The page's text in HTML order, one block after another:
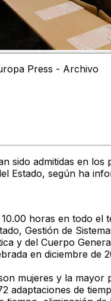
Press - Archivo
sido admitidas en los
Estado, según ha
10.00 horas en todo el
, Gestión de
y del Cuerpo
en diciembre de
mujeres y la mayor
adaptaciones de